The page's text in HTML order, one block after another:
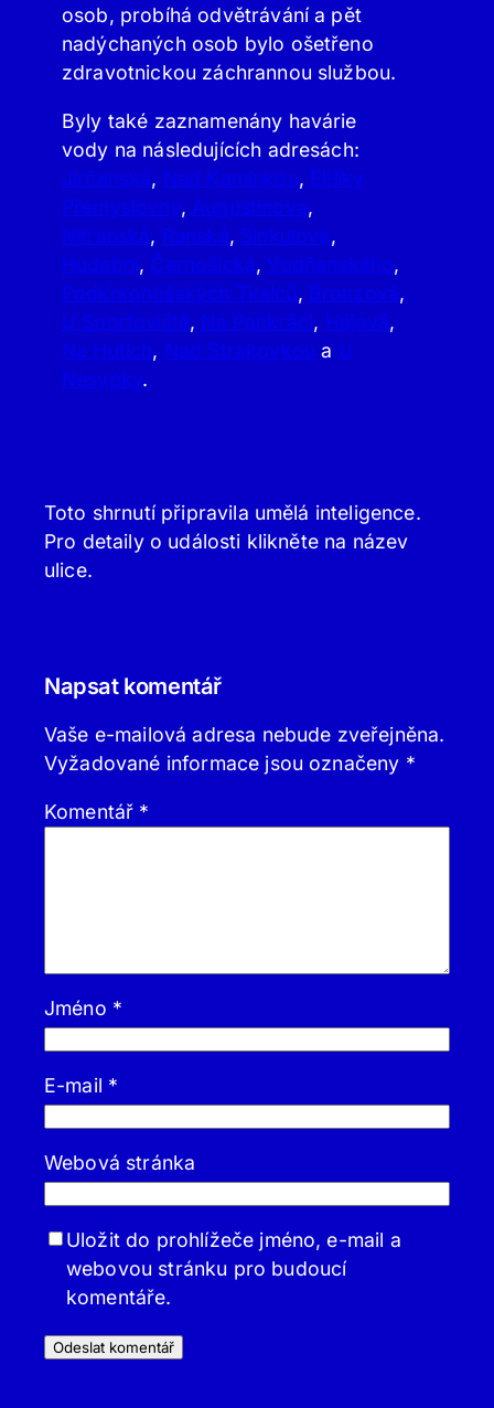
osob, probíhá odvětrávání a pět
nadýchaných osob bylo ošetřeno
zdravotnickou záchrannou službou.
Byly také zaznamenány havárie
vody na následujících adresách:
Jirčanská, Nad Kamínkou, Elišky
Přemyslovny, Augustinova,
Nitranská, Ranská, Sinkulova,
Hudební, Černošická, Vodňanského,
Podkrkonošských Tkalců, Bronzová,
U Sportoviště, Na Pankráci, Hájová,
Na Hutích, Nad Strakovkou a U
Nesypky.
Toto shrnutí připravila umělá inteligence.
Pro detaily o události klikněte na název
ulice.
Napsat komentář
Vaše e-mailová adresa nebude zveřejněna.
Vyžadované informace jsou označeny *
Komentář *
Jméno *
E-mail *
Webová stránka
Uložit do prohlížeče jméno, e-mail a
webovou stránku pro budoucí
komentáře.